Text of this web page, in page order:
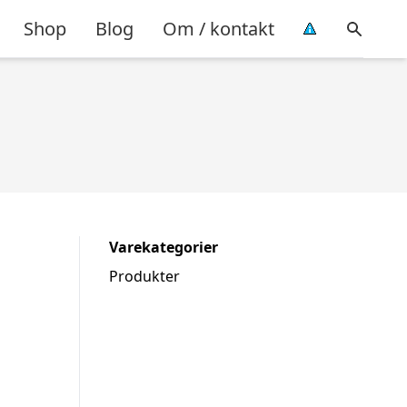
Shop Blog Om / kontakt
Varekategorier
Produkter